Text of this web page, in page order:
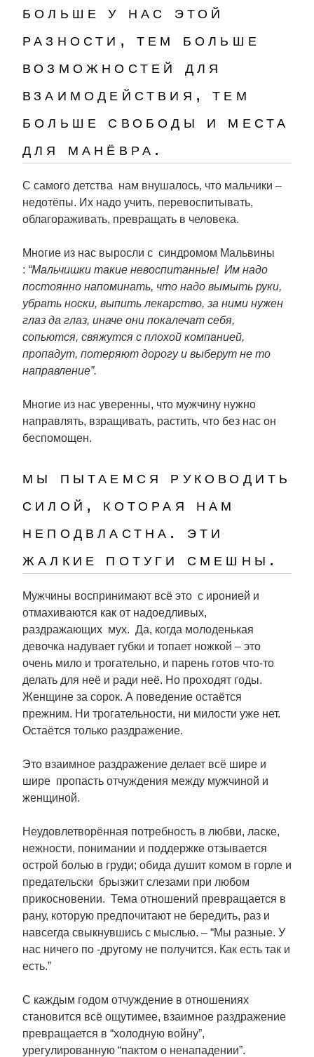
больше у нас этой
разности, тем больше
возможностей для
взаимодействия, тем
больше свободы и места
для манёвра.
С самого детства нам внушалось, что мальчики –
недотёпы. Их надо учить, перевоспитывать,
облагораживать, превращать в человека.
Многие из нас выросли с синдромом Мальвины
: “Мальчишки такие невоспитанные! Им надо
постоянно напоминать, что надо вымыть руки,
убрать носки, выпить лекарство, за ними нужен
глаз да глаз, иначе они покалечат себя,
сопьются, свяжутся с плохой компанией,
пропадут, потеряют дорогу и выберут не то
направление”.
Многие из нас уверенны, что мужчину нужно
направлять, взращивать, растить, что без нас он
беспомощен.
мы пытаемся руководить
силой, которая нам
неподвластна. эти
жалкие потуги смешны.
Мужчины воспринимают всё это с иронией и
отмахиваются как от надоедливых,
раздражающих мух. Да, когда молоденькая
девочка надувает губки и топает ножкой – это
очень мило и трогательно, и парень готов что-то
делать для неё и ради неё. Но проходят годы.
Женщине за сорок. А поведение остаётся
прежним. Ни трогательности, ни милости уже нет.
Остаётся только раздражение.
Это взаимное раздражение делает всё шире и
шире пропасть отчуждения между мужчиной и
женщиной.
Неудовлетворённая потребность в любви, ласке,
нежности, понимании и поддержке отзывается
острой болью в груди; обида душит комом в горле и
предательски брызжит слезами при любом
прикосновении. Тема отношений превращается в
рану, которую предпочитают не бередить, раз и
навсегда свыкнувшись с мыслью. – “Мы разные. У
нас ничего по -другому не получится. Как есть так и
есть.”
С каждым годом отчуждение в отношениях
становится всё ощутимее, взаимное раздражение
превращается в “холодную войну”,
урегулированную “пактом о ненападении”.